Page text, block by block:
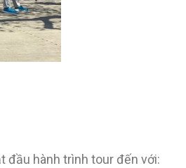
đầu hành trình tour đến với: